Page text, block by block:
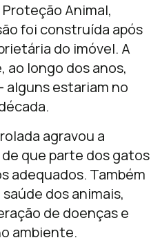
Animal,
foi construída após
do imóvel. A
ao longo dos anos,
alguns estariam no
agravou a
que parte dos gatos
adequados. Também
dos animais,
de doenças e
ambiente.